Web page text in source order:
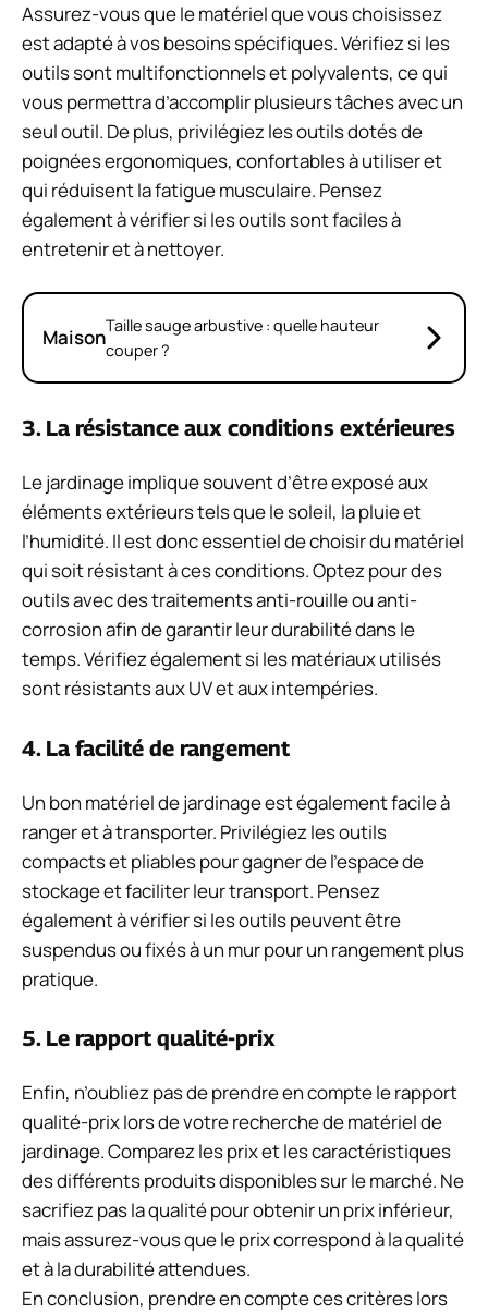
Assurez-vous que le matériel que vous choisissez
est adapté à vos besoins spécifiques. Vérifiez si les
outils sont multifonctionnels et polyvalents, ce qui
vous permettra d’accomplir plusieurs tâches avec un
seul outil. De plus, privilégiez les outils dotés de
poignées ergonomiques, confortables à utiliser et
qui réduisent la fatigue musculaire. Pensez
également à vérifier si les outils sont faciles à
entretenir et à nettoyer.
MaisonTaille sauge arbustive : quelle hauteur
couper ?
3. La résistance aux conditions extérieures
Le jardinage implique souvent d’être exposé aux
éléments extérieurs tels que le soleil, la pluie et
l’humidité. Il est donc essentiel de choisir du matériel
qui soit résistant à ces conditions. Optez pour des
outils avec des traitements anti-rouille ou anti-
corrosion afin de garantir leur durabilité dans le
temps. Vérifiez également si les matériaux utilisés
sont résistants aux UV et aux intempéries.
4. La facilité de rangement
Un bon matériel de jardinage est également facile à
ranger et à transporter. Privilégiez les outils
compacts et pliables pour gagner de l’espace de
stockage et faciliter leur transport. Pensez
également à vérifier si les outils peuvent être
suspendus ou fixés à un mur pour un rangement plus
pratique.
5. Le rapport qualité-prix
Enfin, n’oubliez pas de prendre en compte le rapport
qualité-prix lors de votre recherche de matériel de
jardinage. Comparez les prix et les caractéristiques
des différents produits disponibles sur le marché. Ne
sacrifiez pas la qualité pour obtenir un prix inférieur,
mais assurez-vous que le prix correspond à la qualité
et à la durabilité attendues.
En conclusion, prendre en compte ces critères lors